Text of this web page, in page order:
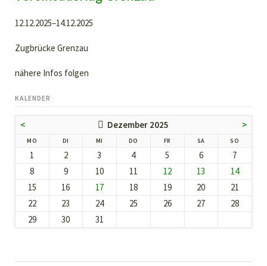
12.12.2025–14.12.2025
Zugbrücke Grenzau
nähere Infos folgen
KALENDER
< Dezember 2025 >
MO DI MI DO NNERSTAG
FR SA SO
1 2 3 4 5 6
7
8
9 10 11 12 13
14
15
16 17 18 19 20
21
22
23 24 25 26 27
28
29
30 31